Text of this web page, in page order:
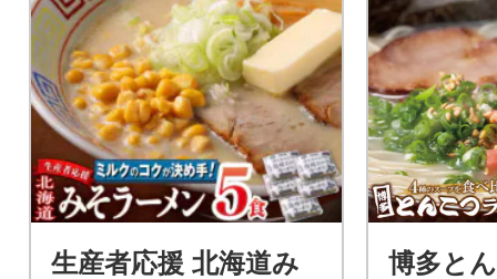
生産者応援 北海道み
博多と